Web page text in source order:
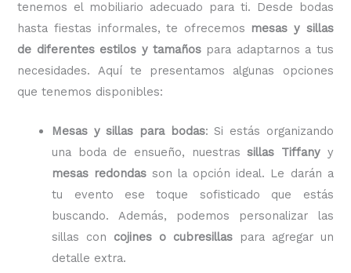
tenemos el mobiliario adecuado para ti. Desde bodas
hasta fiestas informales, te ofrecemos mesas y sillas
de diferentes estilos y tamaños para adaptarnos a tus
necesidades. Aquí te presentamos algunas opciones
que tenemos disponibles:
Mesas y sillas para bodas: Si estás organizando
una boda de ensueño, nuestrassillas Tiffanyy
mesas redondas son la opción ideal. Le darán a
tu evento ese toque sofisticado que estás
buscando. Además, podemos personalizar las
sillas con cojines o cubresillaspara agregar un
detalle extra.